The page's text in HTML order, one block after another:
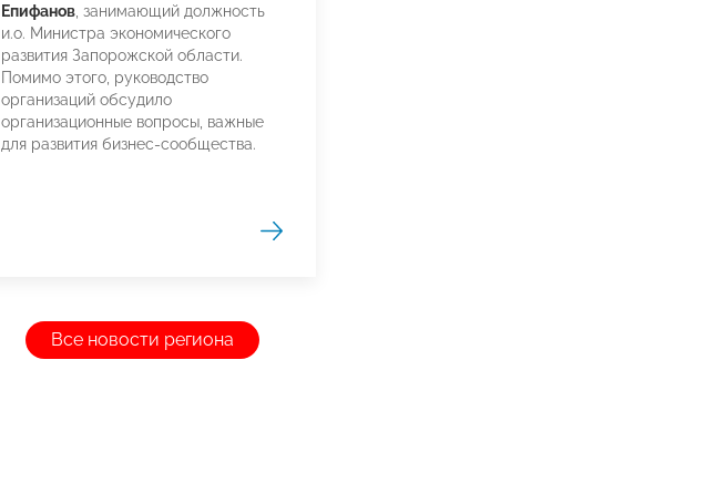
Епифанов, занимающий должность
и.о. Министра экономического
развития Запорожской области.
Помимо этого, руководство
организаций обсудило
организационные вопросы, важные
для развития бизнес-сообщества.
Все новости региона